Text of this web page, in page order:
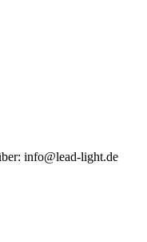
info@lead-light.de